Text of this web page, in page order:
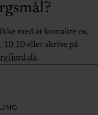
med at kontakte os.
10 10eller skrive på